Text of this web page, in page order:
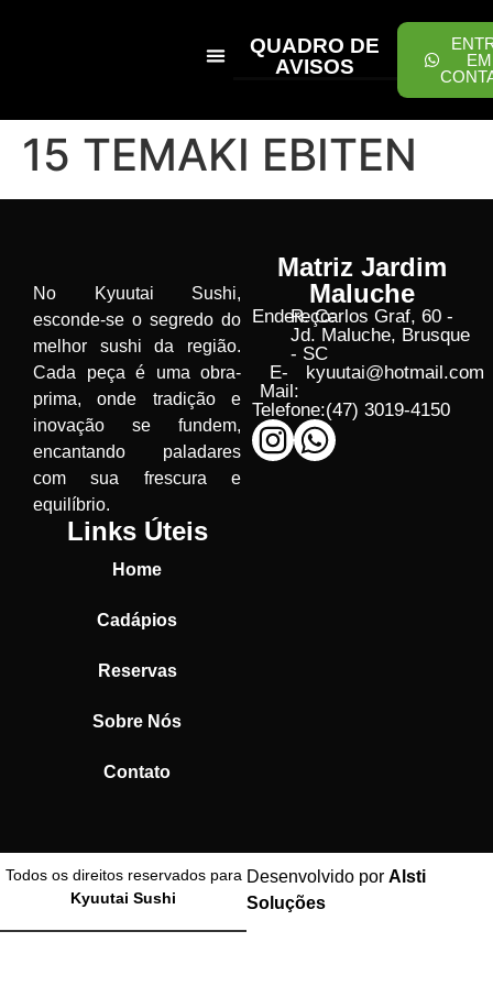
QUADRO DE
AVISOS
EM
15 TEMAKI EBITEN
No Kyuutai Sushi,
esconde-se o segredo do
melhor sushi da região.
Cada peça é uma obra-
prima, onde tradição e
inovação se fundem,
encantando paladares
com sua frescura e
equilíbrio.
Links Úteis
Home
Cadápios
Reservas
Sobre Nós
Contato
Matriz Jardim
Maluche
Endereço:
R. Carlos Graf, 60 -
Jd. Maluche, Brusque
- SC
E-
Mail:
kyuutai@hotmail.com
Telefone:(47) 3019-4150
Todos os direitos reservados para
Kyuutai Sushi
Desenvolvido por Alsti
Soluções